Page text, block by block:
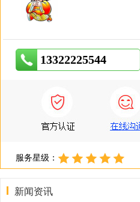
13322225544
服务星级：
新闻资讯